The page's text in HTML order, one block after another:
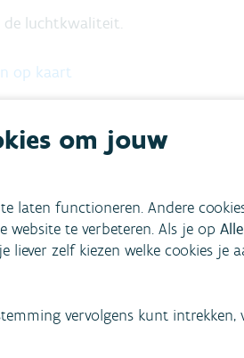
de luchtkwaliteit.
op kaart
voor luchtvervuiling. We
uur. Binnenshuis is de
geldt dat advies voor de
in
op een zelf gekozen locatie. Je
om jouw
laten functioneren. Andere
te verbeteren. Als je op
liever zelf kiezen welke cookies je
vervolgens kunt intrekken,